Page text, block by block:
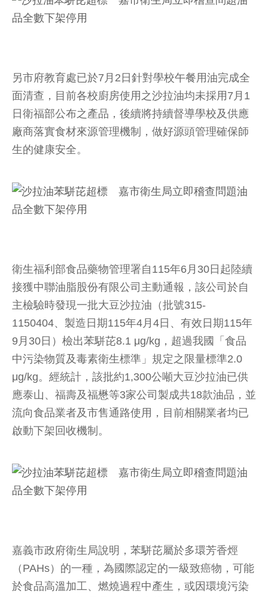
另市府教育處已於7月2日針對學校午餐用油完成全
面清查，目前各校廚房使用之沙拉油均未採用7月1
日衛福部公布之產品，後續將持續督導學校及供應
廠商落實食材來源管理機制，做好源頭管理確保師
生的健康安全。
衛生福利部食品藥物管理署自115年6月30日起陸續
接獲中聯油脂股份有限公司主動通報，該公司於自
主檢驗時發現一批大豆沙拉油（批號315-
1150404、製造日期115年4月4日、有效日期115年
9月30日）檢出苯駢芘8.1 μg/kg，超過我國「食品
中污染物質及毒素衛生標準」規定之限量標準2.0
μg/kg。經統計，該批約1,300公噸大豆沙拉油已供
應泰山、福壽及福懋等3家公司製成共18款油品，並
流向食品業者及市售通路使用，目前相關業者均已
啟動下架回收機制。
嘉義市政府衛生局說明，苯駢芘屬於多環芳香烴
（PAHs）的一種，為國際認定的一級致癌物，可能
於食品高溫加工、燃燒過程中產生，或因環境污染